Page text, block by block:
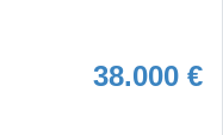
38.000 €